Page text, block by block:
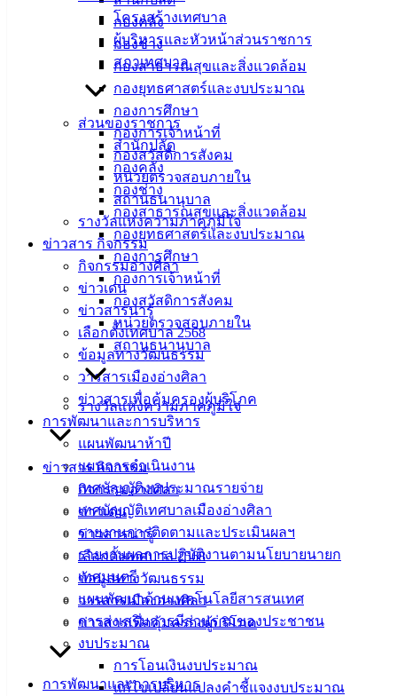
กองคลัง
กองช่าง
กองสาธารณสุขและสิ่งแวดล้อม
กองยุทธศาสตร์และงบประมาณ
กองการศึกษา
กองการเจ้าหน้าที่
กองสวัสดิการสังคม
หน่วยตรวจสอบภายใน
สถานธนานุบาล
รางวัลแห่งความภาคภูมิใจ
ข่าวสาร กิจกรรม
กิจกรรมอ่างศิลา
ข่าวเด่น
ข่าวสารน่ารู้
เลือกตั้งเทศบาล 2568
ข้อมูลทางวัฒนธรรม
วารสารเมืองอ่างศิลา
ข่าวสารเพื่อคุ้มครองผู้บริโภค
การพัฒนาและการบริหาร
แผนพัฒนาห้าปี
แผนการดำเนินงาน
เทศบัญญัติงบประมาณรายจ่าย
เทศบัญญัติเทศบาลเมืองอ่างศิลา
รายงานการติดตามและประเมินผลฯ
รายงานผลการปฏิบัติงานตามนโยบายนายก
เทศมนตรี
แผนพัฒนาด้านเทคโนโลยีสารสนเทศ
การส่งเสริมการมีส่วนร่วมของประชาชน
งบประมาณ
การโอนเงินงบประมาณ
แก้ไขเปลี่ยนแปลงคำชี้แจงงบประมาณ
โครงสร้างเทศบาล
ผู้บริหารและหัวหน้าส่วนราชการ
สภาเทศบาล
ส่วนของราชการ
สำนักปลัด
กองคลัง
กองช่าง
กองสาธารณสุขและสิ่งแวดล้อม
กองยุทธศาสตร์และงบประมาณ
กองการศึกษา
กองการเจ้าหน้าที่
กองสวัสดิการสังคม
หน่วยตรวจสอบภายใน
สถานธนานุบาล
รางวัลแห่งความภาคภูมิใจ
ข่าวสาร กิจกรรม
กิจกรรมอ่างศิลา
ข่าวเด่น
ข่าวสารน่ารู้
เลือกตั้งเทศบาล 2568
ข้อมูลทางวัฒนธรรม
วารสารเมืองอ่างศิลา
ข่าวสารเพื่อคุ้มครองผู้บริโภค
การพัฒนาและการบริหาร
เทศบาลเมือง
อ.เมือง จ.ชลบุรี
ติดต่อ :038-
142-100-104
บริการ
ประชาชน
ดาวน์โหลด
แบบ
ฟอร์ม,
เอกสาร
คู่มือ
สำหรับ
ประชาชน/
คู่มือการ
ปฏิบัติ
งาน
ข่าวสาร
น่ารู้
ศุนย์
ข้อมูล